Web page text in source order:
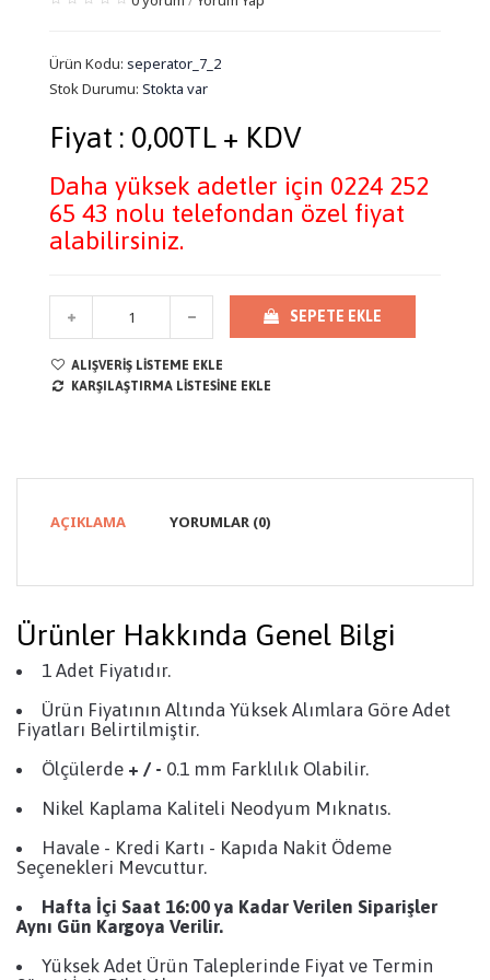
Ürün Kodu: seperator_7_2
Stok Durumu: Stokta var
Fiyat : 0,00TL + KDV
Daha yüksek adetler için 0224 252
65 43 nolu telefondan özel fiyat
alabilirsiniz.
SEPETE EKLE
ALIŞVERIŞ LISTEME EKLE
KARŞILAŞTIRMA LISTESINE EKLE
AÇIKLAMA YORUMLAR (0)
Ürünler Hakkında Genel Bilgi
1 Adet Fiyatıdır.
Ürün Fiyatının Altında Yüksek Alımlara Göre Adet
Fiyatları Belirtilmiştir.
Ölçülerde + / - 0.1 mm Farklılık Olabilir.
Nikel Kaplama Kaliteli Neodyum Mıknatıs.
Havale - Kredi Kartı - Kapıda Nakit Ödeme
Seçenekleri Mevcuttur.
Hafta İçi Saat 16:00 ya Kadar Verilen Siparişler
Aynı Gün Kargoya Verilir.
Yüksek Adet Ürün Taleplerinde Fiyat ve Termin